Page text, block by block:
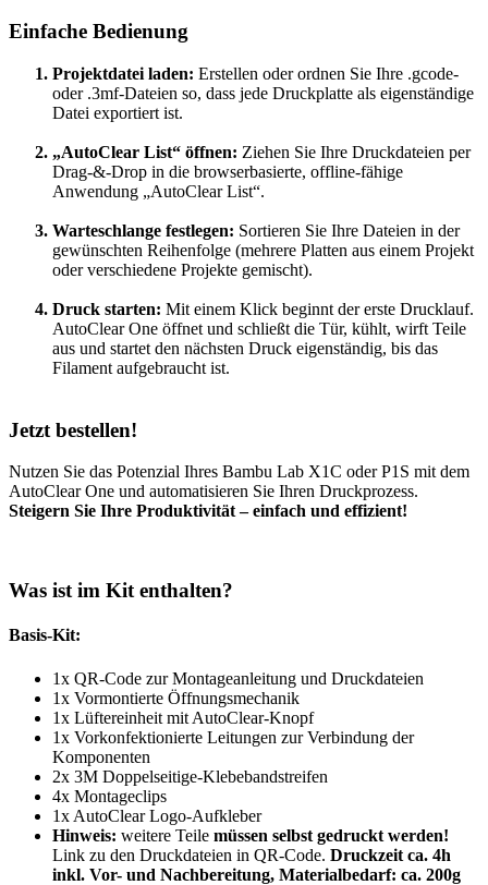
Einfache Bedienung
Projektdatei laden: Erstellen oder ordnen Sie Ihre .gcode-
oder .3mf-Dateien so, dass jede Druckplatte als eigenständige
Datei exportiert ist.
„AutoClear List“ öffnen: Ziehen Sie Ihre Druckdateien per
Drag-&-Drop in die browserbasierte, offline-fähige
Anwendung „AutoClear List“.
Warteschlange festlegen: Sortieren Sie Ihre Dateien in der
gewünschten Reihenfolge (mehrere Platten aus einem Projekt
oder verschiedene Projekte gemischt).
Druck starten: Mit einem Klick beginnt der erste Drucklauf.
AutoClear One öffnet und schließt die Tür, kühlt, wirft Teile
aus und startet den nächsten Druck eigenständig, bis das
Filament aufgebraucht ist.
Jetzt bestellen!
Nutzen Sie das Potenzial Ihres Bambu Lab X1C oder P1S mit dem
AutoClear One und automatisieren Sie Ihren Druckprozess.
Steigern Sie Ihre Produktivität – einfach und effizient!
Was ist im Kit enthalten?
Basis-Kit:
1x QR-Code zur Montageanleitung und Druckdateien
1x Vormontierte Öffnungsmechanik
1x Lüftereinheit mit AutoClear-Knopf
1x Vorkonfektionierte Leitungen zur Verbindung der
Komponenten
2x 3M Doppelseitige-Klebebandstreifen
4x Montageclips
1x AutoClear Logo-Aufkleber
Hinweis: weitere Teile müssen selbst gedruckt werden!
Link zu den Druckdateien in QR-Code. Druckzeit ca. 4h
inkl. Vor- und Nachbereitung, Materialbedarf: ca. 200g